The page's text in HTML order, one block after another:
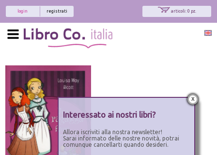
articoli: 0 pz.
registrati
login
x
Interessato ai nostri libri?
Allora iscriviti alla nostra newsletter!
Sarai informato delle nostre novità, potrai
comunque cancellarti quando desideri.